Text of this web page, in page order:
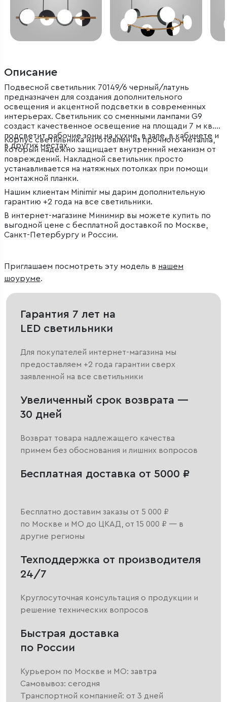
Описание
Подвесной светильник 70149/6 черный/латунь
предназначен для создания дополнительного
освещения и акцентной подсветки в современных
интерьерах. Светильник со сменными лампами G9
создаст качественное освещение на площади 7 м кв. и
подсветит рабочие зоны на кухне, в зале, в кабинете и
в других местах.
Корпус светильника изготовлен из прочного металла,
который надежно защищает внутренний механизм от
повреждений. Накладной светильник просто
устанавливается на натяжных потолках при помощи
монтажной планки.
Нашим клиентам Minimir мы дарим дополнительную
гарантию +2 года на все светильники.
В интернет-магазине Минимир вы можете купить по
выгодной цене с бесплатной доставкой по Москве,
Санкт-Петербургу и России.
Приглашаем посмотреть эту модель в нашем
шоуруме.
Гарантия 7 лет на
LED светильники
Для покупателей интернет-магазина мы
предоставляем +2 года гарантии сверх
заявленной на все светильники
Увеличенный срок возврата —
30 дней
Возврат товара надлежащего качества
примем без обоснования и лишних вопросов
Бесплатная доставка от 5000 ₽
Бесплатно доставим заказы от 5 000 ₽
по Москве и МО до ЦКАД, от 15 000 ₽ — в
другие регионы
Техподдержка от производителя
24/7
Круглосуточная консультация о продукции и
решение технических вопросов
Быстрая доставка
по России
Курьером по Москве и МО: завтра
Самовывоз: сегодня
Транспортной компанией: от 3 дней